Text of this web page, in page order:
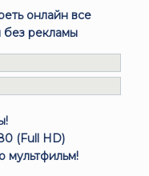
онлайн все
без рекламы
(Full HD)
мультфильм!